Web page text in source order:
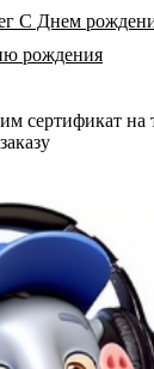
С Днем
рождения
сертификат